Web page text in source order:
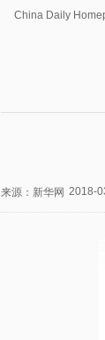
China Daily
来源：新华网 2018-